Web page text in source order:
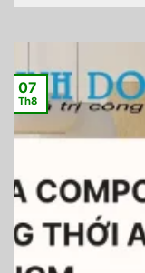
07
Th8